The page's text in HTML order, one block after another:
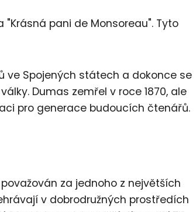
pani de Monsoreau". Tyto
ve Spojených státech a dokonce se
Dumas zemřel v roce 1870, ale
pro generace budoucích čtenářů.
za jednoho z největších
v dobrodružných prostředích